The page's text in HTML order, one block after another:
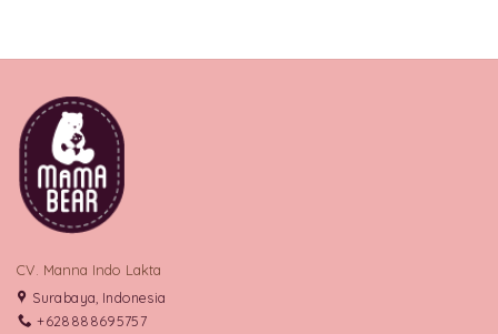
CV. Manna Indo Lakta
Surabaya, Indonesia
+628888695757